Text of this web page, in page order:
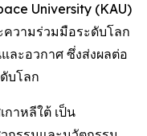
University (KAU)
ความร่วมมือระดับโลก
ะอวกาศ ซึ่งส่งผลต่อ
บโลก
กาหลีใต้ เป็น